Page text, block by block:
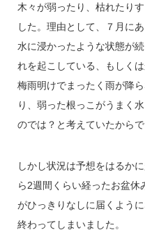
木々が弱ったり、枯れたり
した。理由として、７月に
水に浸かったような状態が
れを起こしている、もしく
梅雨明けでまったく雨が降
り、弱った根っこがうまく
のでは？と考えていたからで
しかし状況は予想をはるか
ら2週間くらい経ったお盆
がひっきりなしに届くよう
終わってしまいました。